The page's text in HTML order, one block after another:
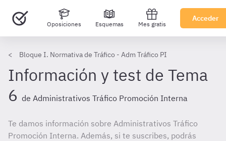
Oposiciones Esquemas Mes gratis
Acceder
Bloque I. Normativa de Tráfico - Adm Tráfico PI
Información y test de Tema
6 de Administrativos Tráfico Promoción Interna
Te damos información sobre Administrativos Tráfico
Promoción Interna. Además, si te suscribes, podrás